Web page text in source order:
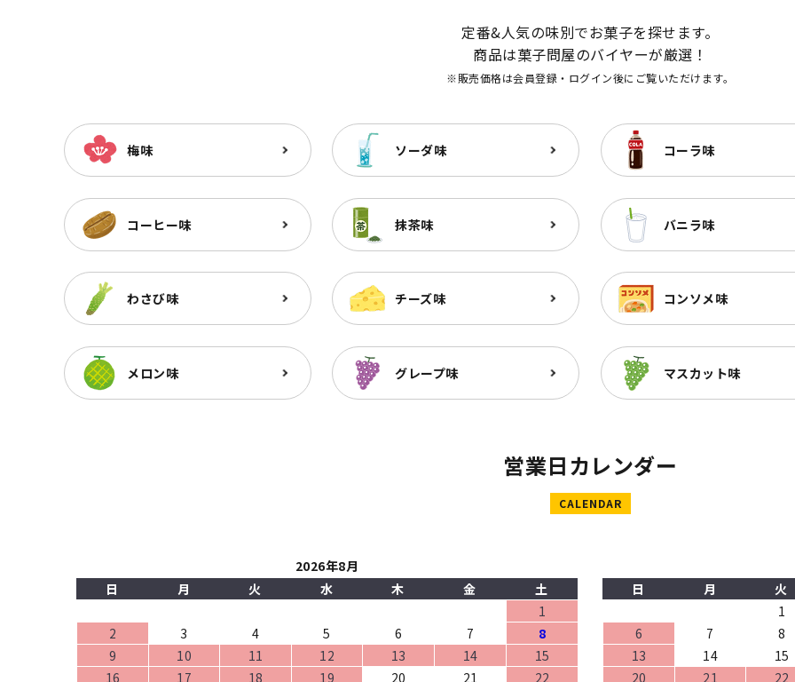
定番&人気の味別でお菓子を探せます。
商品は菓子問屋のバイヤーが厳選！
※販売価格は会員登録・ログイン後にご覧いただけます。
梅味 ソーダ味 コーラ味
コーヒー味 抹茶味 バニラ味
わさび味 チーズ味 コンソメ味
メロン味 グレープ味 マスカット味
営業日カレンダー
CALENDAR
2026年8月
日
月 火 水 木 金
土
1
2
3 4 5 6 7
8
9
10 11 12 13 14
15
16
17 18 19 20 21 22
日
月 火
1
6
7 8
13
14 15
20
21 22